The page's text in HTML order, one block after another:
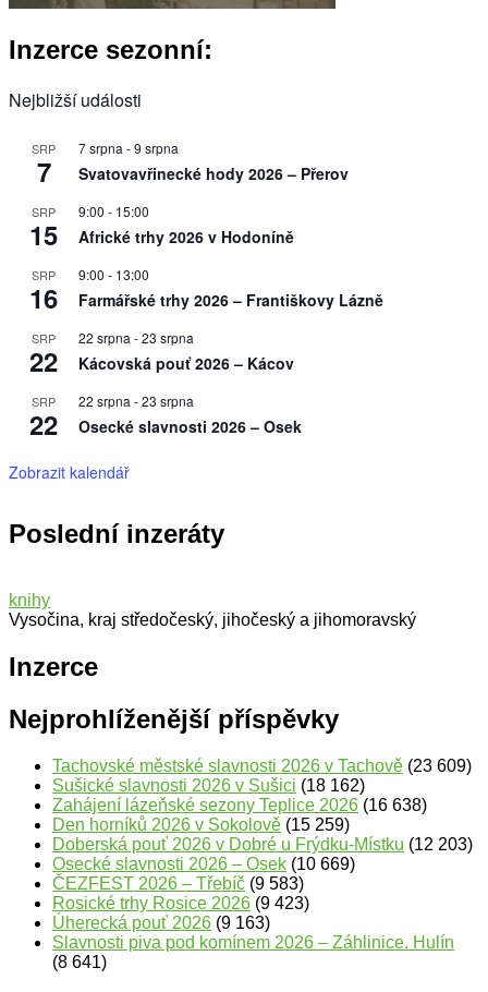
Inzerce sezonní:
Nejbližší události
SRP
7
7 srpna -9 srpna
Svatovavřinecké hody 2026 – Přerov
SRP
15
9:00 - 15:00
Africké trhy 2026 v Hodoníně
SRP
16
9:00 - 13:00
Farmářské trhy 2026 – Františkovy Lázně
SRP
22
22 srpna -23 srpna
Kácovská pouť 2026 – Kácov
SRP
22
22 srpna -23 srpna
Osecké slavnosti 2026 – Osek
Zobrazit kalendář
Poslední inzeráty
knihy
Vysočina, kraj středočeský, jihočeský a jihomoravský
Inzerce
Nejprohlíženější příspěvky
Tachovské městské slavnosti 2026 v Tachově (23 609)
Sušické slavnosti 2026 v Sušici (18 162)
Zahájení lázeňské sezony Teplice 2026 (16 638)
Den horníků 2026 v Sokolově (15 259)
Doberská pouť 2026 v Dobré u Frýdku-Místku (12 203)
Osecké slavnosti 2026 – Osek (10 669)
ČEZFEST 2026 – Třebíč (9 583)
Rosické trhy Rosice 2026 (9 423)
Úherecká pouť 2026 (9 163)
Slavnosti piva pod komínem 2026 – Záhlinice. Hulín
(8 641)